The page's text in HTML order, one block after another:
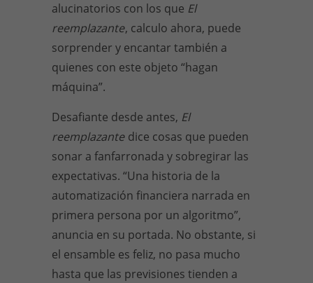
alucinatorios con los que El
reemplazante, calculo ahora, puede
sorprender y encantar también a
quienes con este objeto “hagan
máquina”.
Desafiante desde antes, El
reemplazante dice cosas que pueden
sonar a fanfarronada y sobregirar las
expectativas. “Una historia de la
automatización financiera narrada en
primera persona por un algoritmo”,
anuncia en su portada. No obstante, si
el ensamble es feliz, no pasa mucho
hasta que las previsiones tienden a